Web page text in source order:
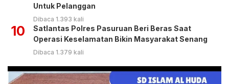
Untuk Pelanggan
Dibaca 1.393 kali
10
Satlantas Polres Pasuruan Beri Beras Saat
Operasi Keselamatan Bikin Masyarakat Senang
Dibaca 1.379 kali